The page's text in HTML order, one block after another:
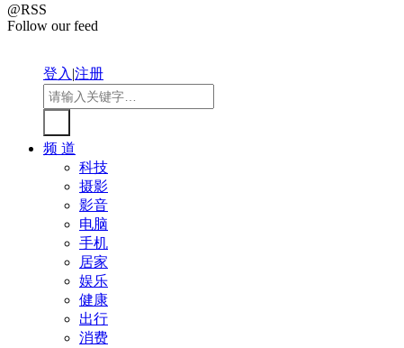
@RSS
Follow our feed
登入|注册
频 道
科技
摄影
影音
电脑
手机
居家
娱乐
健康
出行
消费